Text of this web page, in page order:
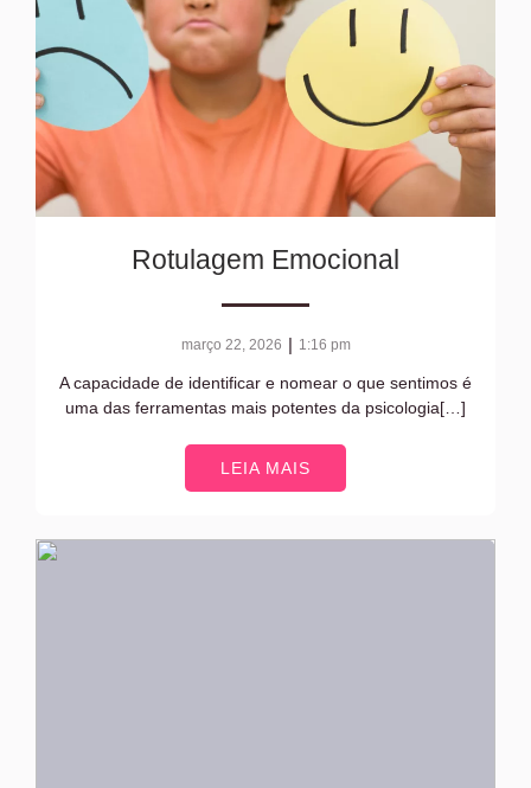
Rotulagem Emocional
março 22, 2026 | 1:16 pm
A capacidade de identificar e nomear o que sentimos é
uma das ferramentas mais potentes da psicologia[…]
LEIA MAIS